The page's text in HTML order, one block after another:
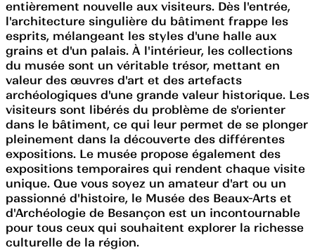
entièrement nouvelle aux visiteurs. Dès l'entrée,
l'architecture singulière du bâtiment frappe les
esprits, mélangeant les styles d'une halle aux
grains et d'un palais. À l'intérieur, les collections
du musée sont un véritable trésor, mettant en
valeur des œuvres d'art et des artefacts
archéologiques d'une grande valeur historique. Les
visiteurs sont libérés du problème de s'orienter
dans le bâtiment, ce qui leur permet de se plonger
pleinement dans la découverte des différentes
expositions. Le musée propose également des
expositions temporaires qui rendent chaque visite
unique. Que vous soyez un amateur d'art ou un
passionné d'histoire, le Musée des Beaux-Arts et
d'Archéologie de Besançon est un incontournable
pour tous ceux qui souhaitent explorer la richesse
culturelle de la région.